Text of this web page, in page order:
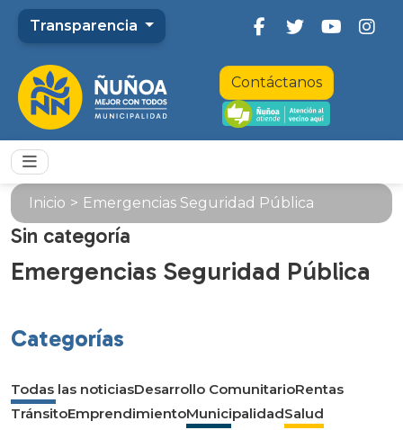
Transparencia
Contáctanos
Inicio > Emergencias Seguridad Pública
Sin categoría
Emergencias Seguridad Pública
Categorías
Todas las noticiasDesarrollo ComunitarioRentas
TránsitoEmprendimientoMunicipalidadSalud